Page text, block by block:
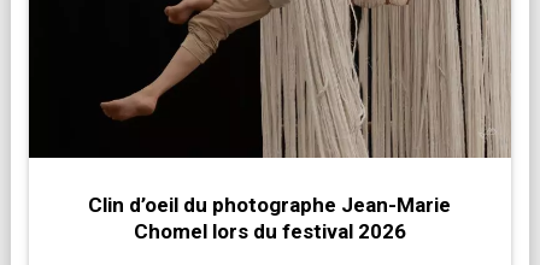
Clin d’oeil du photographe Jean-Marie
Chomel lors du festival 2026